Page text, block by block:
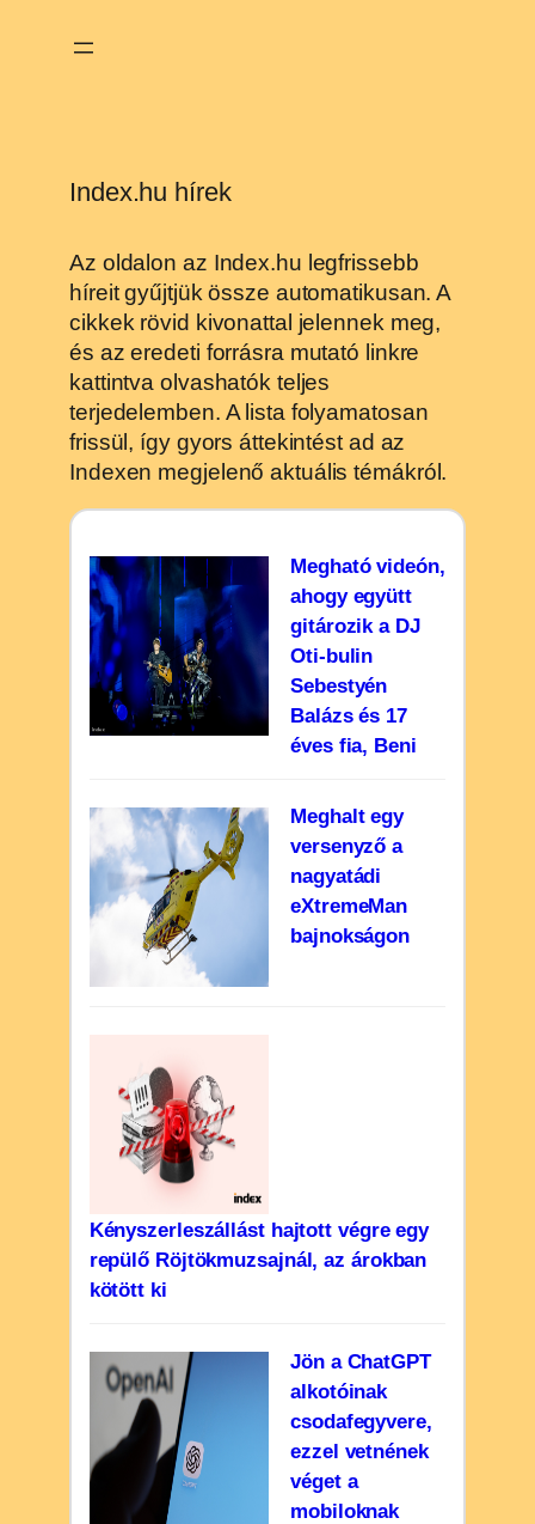
Index.hu hírek
Az oldalon az Index.hu legfrissebb
híreit gyűjtjük össze automatikusan. A
cikkek rövid kivonattal jelennek meg,
és az eredeti forrásra mutató linkre
kattintva olvashatók teljes
terjedelemben. A lista folyamatosan
frissül, így gyors áttekintést ad az
Indexen megjelenő aktuális témákról.
Megható videón,
ahogy együtt
gitározik a DJ
Oti-bulin
Sebestyén
Balázs és 17
éves fia, Beni
Meghalt egy
versenyző a
nagyatádi
eXtremeMan
bajnokságon
Kényszerleszállást hajtott végre egy
repülő Röjtökmuzsajnál, az árokban
kötött ki
Jön a ChatGPT
alkotóinak
csodafegyvere,
ezzel vetnének
véget a
mobiloknak